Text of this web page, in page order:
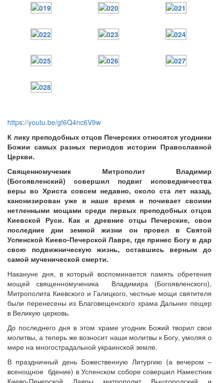
https://youtu.be/gf6Q4nc6V9w
К лику преподобных отцов Печерских относятся угодники
Божии самых разных периодов истории Православной
Церкви.
Священномученик Митрополит Владимир
(Богоявленский) совершил подвиг исповедничества
веры во Христа совсем недавно, около ста лет назад,
канонизирован уже в наше время и почивает своими
нетленными мощами среди первых преподобных отцов
Киевской Руси. Как и древние отцы Печерские, свои
последние дни земной жизни он провел в Святой
Успенской Киево-Печерской Лавре, где принес Богу в дар
свою подвижническую жизнь, оставшись верным до
самой мученической смерти.
Накануне дня, в который воспоминается память обретения
мощей священномученика Владимира (Богоявленского),
Митрополита Киевского и Галицкого, честные мощи святителя
были перенесены из Благовещенского храма Дальних пещер
в Великую церковь.
До последнего дня в этом храме угодник Божий творил свои
молитвы, а теперь же возносит наши молитвы к Богу, умоляя о
мире на многострадальной украинской земле.
В праздничный день Божественную Литургию (а вечером –
всенощное бдение) в Успенском соборе совершил Наместник